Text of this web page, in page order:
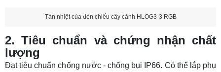
Tản nhiệt của đèn chiếu cây cảnh HLOG3-3 RGB
2. Tiêu chuẩn và chứng nhận chất
lượng
Đạt tiêu chuẩn chống nước - chống bụi IP66. Có thể lắp phụ